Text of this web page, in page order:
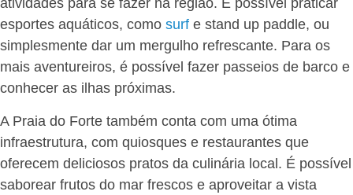
atividades para se fazer na região. É possível praticar
esportes aquáticos, como surf e stand up paddle, ou
simplesmente dar um mergulho refrescante. Para os
mais aventureiros, é possível fazer passeios de barco e
conhecer as ilhas próximas.
A Praia do Forte também conta com uma ótima
infraestrutura, com quiosques e restaurantes que
oferecem deliciosos pratos da culinária local. É possível
saborear frutos do mar frescos e aproveitar a vista